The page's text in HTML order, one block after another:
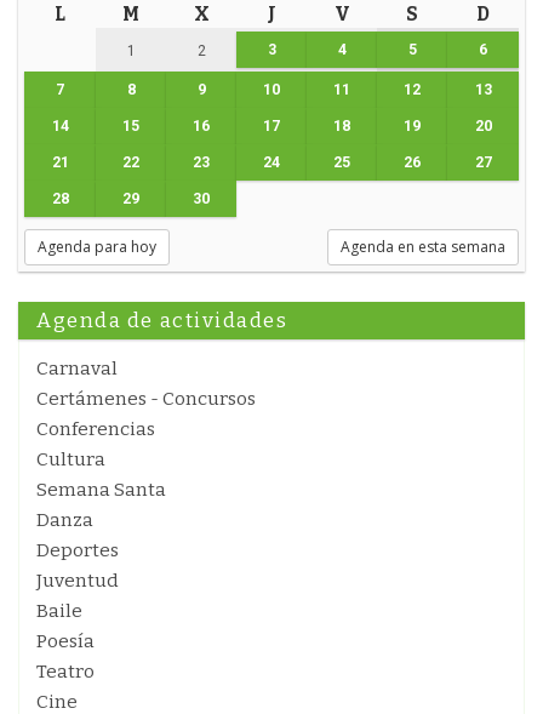
L M X J V S D
1 2 3 4 5 6
7 8 9 10 11 12 13
14 15 16 17 18 19 20
21 22 23 24 25 26 27
28 29 30
Agenda para hoy Agenda en esta semana
Agenda de actividades
Carnaval
Certámenes - Concursos
Conferencias
Cultura
Semana Santa
Danza
Deportes
Juventud
Baile
Poesía
Teatro
Cine